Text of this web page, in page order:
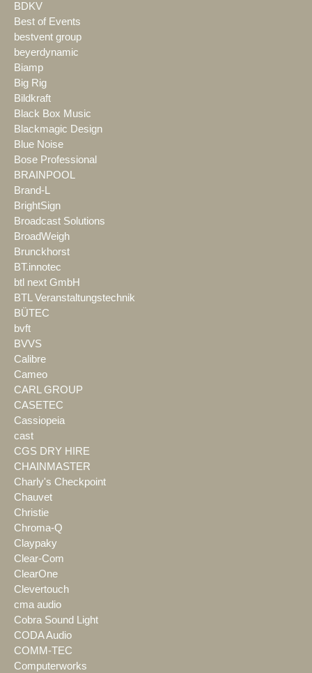
BDKV
Best of Events
bestvent group
beyerdynamic
Biamp
Big Rig
Bildkraft
Black Box Music
Blackmagic Design
Blue Noise
Bose Professional
BRAINPOOL
Brand-L
BrightSign
Broadcast Solutions
BroadWeigh
Brunckhorst
BT.innotec
btl next GmbH
BTL Veranstaltungstechnik
BÜTEC
bvft
BVVS
Calibre
Cameo
CARL GROUP
CASETEC
Cassiopeia
cast
CGS DRY HIRE
CHAINMASTER
Charly's Checkpoint
Chauvet
Christie
Chroma-Q
Claypaky
Clear-Com
ClearOne
Clevertouch
cma audio
Cobra Sound Light
CODA Audio
COMM-TEC
Computerworks